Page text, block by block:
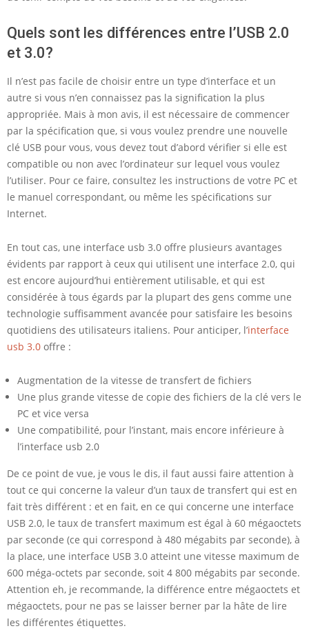
Quels sont les différences entre l’USB 2.0
et 3.0?
Il n’est pas facile de choisir entre un type d’interface et un
autre si vous n’en connaissez pas la signification la plus
appropriée. Mais à mon avis, il est nécessaire de commencer
par la spécification que, si vous voulez prendre une nouvelle
clé USB pour vous, vous devez tout d’abord vérifier si elle est
compatible ou non avec l’ordinateur sur lequel vous voulez
l’utiliser. Pour ce faire, consultez les instructions de votre PC et
le manuel correspondant, ou même les spécifications sur
Internet.
En tout cas, une interface usb 3.0 offre plusieurs avantages
évidents par rapport à ceux qui utilisent une interface 2.0, qui
est encore aujourd’hui entièrement utilisable, et qui est
considérée à tous égards par la plupart des gens comme une
technologie suffisamment avancée pour satisfaire les besoins
quotidiens des utilisateurs italiens. Pour anticiper, l’interface
usb 3.0 offre :
Augmentation de la vitesse de transfert de fichiers
Une plus grande vitesse de copie des fichiers de la clé vers le
PC et vice versa
Une compatibilité, pour l’instant, mais encore inférieure à
l’interface usb 2.0
De ce point de vue, je vous le dis, il faut aussi faire attention à
tout ce qui concerne la valeur d’un taux de transfert qui est en
fait très différent : et en fait, en ce qui concerne une interface
USB 2.0, le taux de transfert maximum est égal à 60 mégaoctets
par seconde (ce qui correspond à 480 mégabits par seconde), à
la place, une interface USB 3.0 atteint une vitesse maximum de
600 méga-octets par seconde, soit 4 800 mégabits par seconde.
Attention eh, je recommande, la différence entre mégaoctets et
mégaoctets, pour ne pas se laisser berner par la hâte de lire
les différentes étiquettes.